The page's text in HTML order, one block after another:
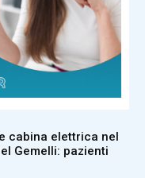
due anni dopo
le dormite sui prati):
cabina elettrica nel
Gemelli: pazienti